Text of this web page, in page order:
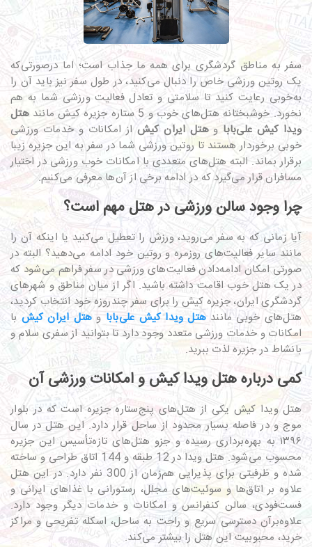
سفر به مناطق گردشگری برای همه ما جذاب است؛ اما درصورتی‌که
یک روتین ورزشی خاص را دنبال می‌کنید، در طول سفر نیز باید آن را
به‌خوبی رعایت کنید تا سلامتی و تعادل فعالیت ورزشی شما به هم
نخورد. خوشبختانه هتل‌های خوب و 5 ستاره جزیره کیش مانند
هتل
ویدا کیش علی‌باباوهتل ایران کیش از امکانات و خدمات ورزشی
خوبی برخوردار هستند تا روتین ورزشی شما در سفر به این جزیره زیبا
برقرار بماند. البته هتل‌های متعددی با امکانات خوب ورزشی در اختیار
مسافران قرار می‌گیرد که در ادامه برخی از آن‌ها معرفی می‌کنیم.
چرا وجود سالن ورزشی در هتل مهم است؟
آیا زمانی که به سفر می‌روید، ورزش را تعطیل می‌کنید یا اینکه آن را
مانند سایر فعالیت‌های روزمره و روتین خود ادامه می‌دهید؟ البته در
صورتی امکان ادامه‌دادن فعالیت‌های ورزشی در سفر فراهم می‌شود که
در یک هتل خوب اقامت داشته باشید. اگر از میان مناطق و شهرهای
گردشگری ایران، جزیره کیش را برای سفر چندروزه خود انتخاب کردید،
هتل‌های خوبی مانند هتل ویدا کیش علی‌باباو هتل ایران کیش با
امکانات و خدمات ورزشی متعدد وجود دارد تا بتوانید از سفری سلام و
بانشاط در جزیره لذت ببرید.
کمی درباره هتل ویدا کیش و امکانات ورزشی آن
هتل ویدا کیش یکی از هتل‌های پنج‌ستاره جزیره است که در بلوار
موج و در فاصله بسیار محدود از ساحل قرار دارد. این هتل در سال
۱۳۹۶ به بهره‌برداری رسیده و جزو هتل‌های تازه‌تأسیس این جزیره
محسوب می‌شود. هتل ویدا در 12 طبقه و 144 اتاق طراحی و ساخته
شده و ظرفیتی برای پذیرایی هم‌زمان از 300 نفر دارد. در این هتل
علاوه بر اتاق‌ها و سوئیت‌های مجلل، رستورانی با غذاهای ایرانی و
فست‌فودی، سالن کنفرانس و امکانات و خدمات دیگر وجود دارد.
علاوه‌برآن دسترسی سریع و راحت به ساحل، اسکله تفریحی و مراکز
خرید، محبوبیت این هتل را بیشتر می‌کند.